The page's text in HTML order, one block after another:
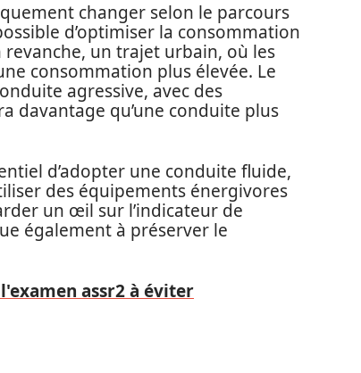
changer selon le parcours
d’optimiser la consommation
revanche, un trajet urbain, où les
consommation plus élevée. Le
agressive, avec des
davantage qu’une conduite plus
d’adopter une conduite fluide,
des équipements énergivores
un œil sur l’indicateur de
également à préserver le
assr2 à éviter